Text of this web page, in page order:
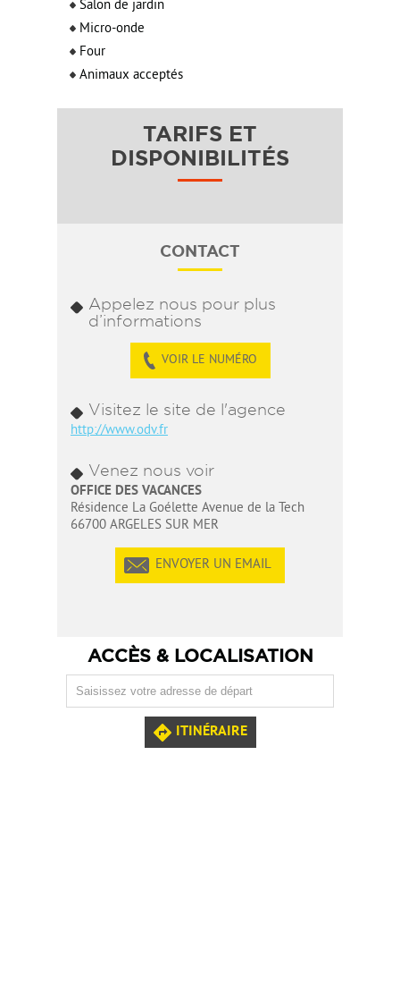
Salon de jardin
Micro-onde
Four
Animaux acceptés
TARIFS ET
DISPONIBILITÉS
CONTACT
Appelez nous pour plus
d’informations
VOIR LE NUMÉRO
Visitez le site de l'agence
http://www.odv.fr
Venez nous voir
OFFICE DES VACANCES
Résidence La Goélette Avenue de la Tech
66700 ARGELES SUR MER
ENVOYER UN EMAIL
ACCÈS & LOCALISATION